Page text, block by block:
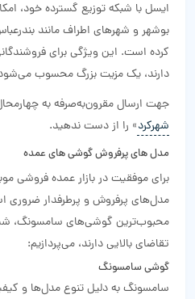
ایسل با شبکه توزیع گسترده خود،
بوشهر و شهرهای اطراف مانند
کرده است. این ویژگی برای
دارند، یک مزیت بزرگ محسوب
جهت ارسال مقرون‌به‌صرفه به
شهرکرد» را از دست ندهید.
مدل‌ های پرفروش گوشی‌ های عمده
برای موفقیت در بازار عمده فروشی
مدل‌های پرفروش و پرطرفدار ضروری
محبوب‌ترین گوشی‌های سامسونگ،
تقاضای بالایی دارند، می‌پردازیم:
گوشی‌ سامسونگ
سامسونگ به دلیل تنوع مدل‌ها و